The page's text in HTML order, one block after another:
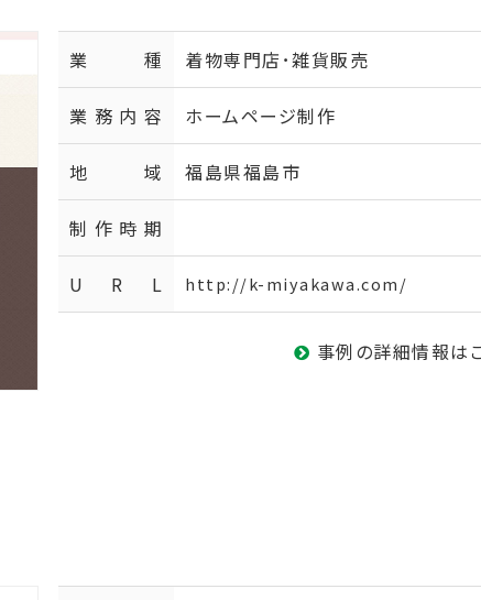
業種 着物専門店･雑貨販売
業務内容 ホームページ制作
地域 福島県福島市
制作時期
U R L http://k-miyakawa.com/
事例の詳細情報は